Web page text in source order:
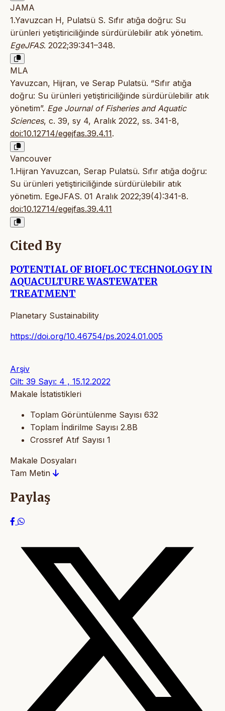
JAMA
1.Yavuzcan H, Pulatsü S. Sıfır atığa doğru: Su
ürünleri yetiştiriciliğinde sürdürülebilir atık yönetim.
EgeJFAS. 2022;39:341–348.
MLA
Yavuzcan, Hijran, ve Serap Pulatsü. “Sıfır atığa
doğru: Su ürünleri yetiştiriciliğinde sürdürülebilir atık
yönetim”. Ege Journal of Fisheries and Aquatic
Sciences, c. 39, sy 4, Aralık 2022, ss. 341-8,
doi:10.12714/egejfas.39.4.11.
Vancouver
1.Hijran Yavuzcan, Serap Pulatsü. Sıfır atığa doğru:
Su ürünleri yetiştiriciliğinde sürdürülebilir atık
yönetim. EgeJFAS. 01 Aralık 2022;39(4):341-8.
doi:10.12714/egejfas.39.4.11
Cited By
POTENTIAL OF BIOFLOC TECHNOLOGY IN
AQUACULTURE WASTEWATER
TREATMENT
Planetary Sustainability
https://doi.org/10.46754/ps.2024.01.005
Arşiv
Cilt: 39 Sayı: 4 , 15.12.2022
Makale İstatistikleri
Toplam Görüntülenme Sayısı 632
Toplam İndirilme Sayısı 2.8B
Crossref Atıf Sayısı 1
Makale Dosyaları
Tam Metin
Paylaş